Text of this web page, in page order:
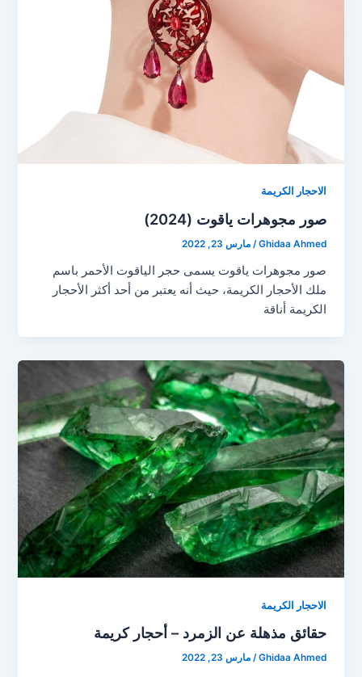
الاحجار الكريمة
صور مجوهرات ياقوت (2024)
Ghidaa Ahmed
/مارس 23, 2022
صور مجوهرات ياقوت يسمى حجر الياقوت الأحمر باسم
ملك الأحجار الكريمة، حيث أنه يعتبر من أحد أكثر الأحجار
الكريمة أناقة
الاحجار الكريمة
حقائق مذهلة عن الزمرد – أحجار كريمة
Ghidaa Ahmed
/مارس 23, 2022